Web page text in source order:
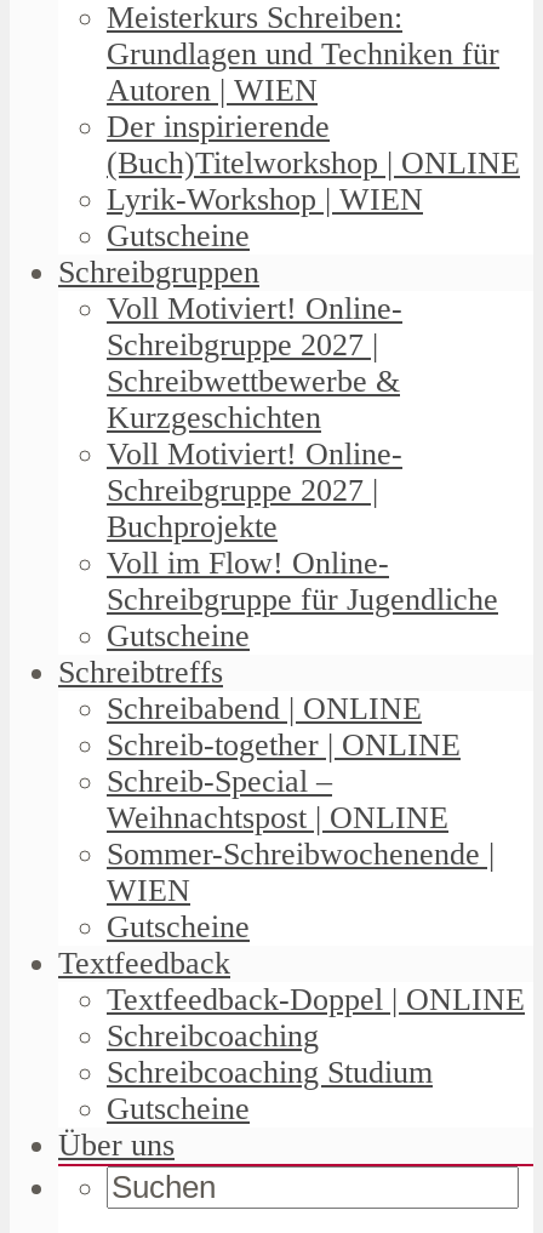
Meisterkurs Schreiben:
Grundlagen und Techniken für
Autoren | WIEN
Der inspirierende
(Buch)Titelworkshop | ONLINE
Lyrik-Workshop | WIEN
Gutscheine
Schreibgruppen
Voll Motiviert! Online-
Schreibgruppe 2027 |
Schreibwettbewerbe &
Kurzgeschichten
Voll Motiviert! Online-
Schreibgruppe 2027 |
Buchprojekte
Voll im Flow! Online-
Schreibgruppe für Jugendliche
Gutscheine
Schreibtreffs
Schreibabend | ONLINE
Schreib-together | ONLINE
Schreib-Special –
Weihnachtspost | ONLINE
Sommer-Schreibwochenende |
WIEN
Gutscheine
Textfeedback
Textfeedback-Doppel | ONLINE
Schreibcoaching
Schreibcoaching Studium
Gutscheine
Über uns